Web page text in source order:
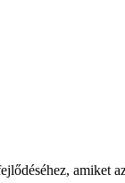
amiket